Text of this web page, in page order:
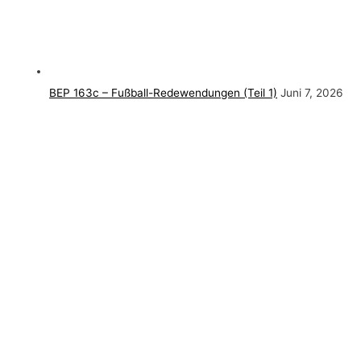
BEP 163c – Fußball-Redewendungen (Teil 1) Juni 7, 2026